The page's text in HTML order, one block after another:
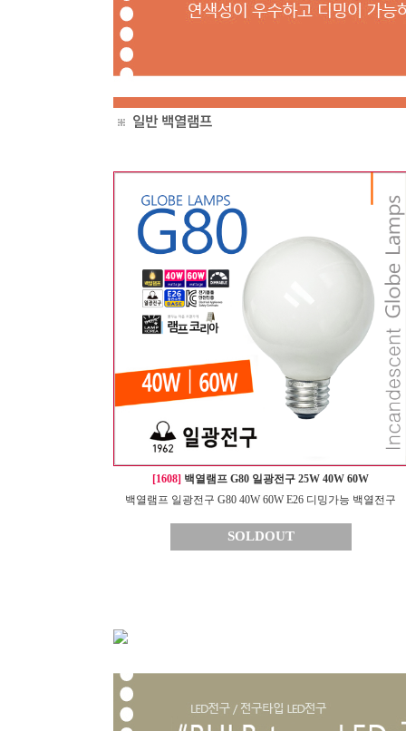
[1608] 백열램프 G80 일광전구 25W 40W 60W
백열램프 일광전구 G80 40W 60W E26 디밍가능 백열전구
SOLDOUT